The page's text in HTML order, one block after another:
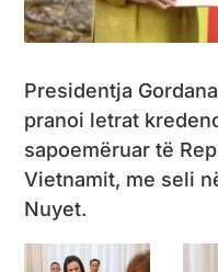
Presidentja
pranoi letrat
sapoemëruar të
Vietnamit, me seli
Nuyet.